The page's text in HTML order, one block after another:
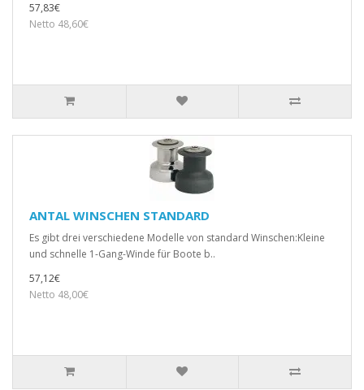
57,83€
Netto 48,60€
ANTAL WINSCHEN STANDARD
Es gibt drei verschiedene Modelle von standard Winschen:Kleine
und schnelle 1-Gang-Winde für Boote b..
57,12€
Netto 48,00€